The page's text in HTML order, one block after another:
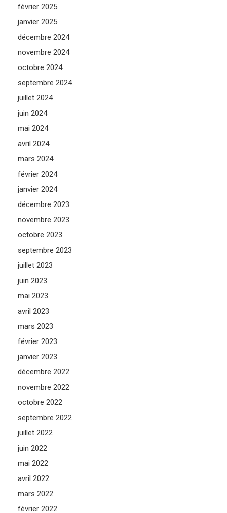
février 2025
janvier 2025
décembre 2024
novembre 2024
octobre 2024
septembre 2024
juillet 2024
juin 2024
mai 2024
avril 2024
mars 2024
février 2024
janvier 2024
décembre 2023
novembre 2023
octobre 2023
septembre 2023
juillet 2023
juin 2023
mai 2023
avril 2023
mars 2023
février 2023
janvier 2023
décembre 2022
novembre 2022
octobre 2022
septembre 2022
juillet 2022
juin 2022
mai 2022
avril 2022
mars 2022
février 2022